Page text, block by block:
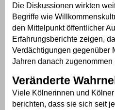
Die Diskussionen wirkten
Begriffe wie
den Mittelpunkt öffentlicher
Erfahrungsberichte zeigen,
Verdächtigungen gegenüber
Jahren danach zugenommen
Veränderte
Viele Kölnerinnen und
berichten, dass sie sich seit